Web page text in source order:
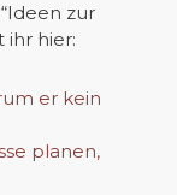
zur
ihr hier:
er kein
planen,